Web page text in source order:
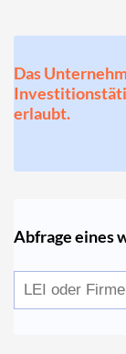
Das
erlaubt.
Abfrage eines